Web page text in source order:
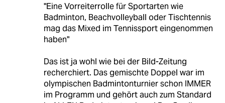
"Eine Vorreiterrolle für Sportarten wie
Badminton, Beachvolleyball oder Tischtennis
mag das Mixed im Tennissport eingenommen
haben"
Das ist ja wohl wie bei der Bild-Zeitung
recherchiert. Das gemischte Doppel war im
olympischen Badmintonturnier schon IMMER
im Programm und gehört auch zum Standard